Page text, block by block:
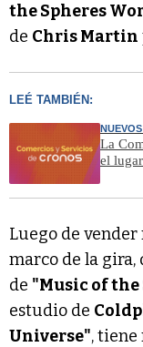
the Spheres
de Chris Martin
LEÉ TAMBIÉN:
La
el
Luego de
marco de la
de "Music of the
estudio de
Universe", tiene